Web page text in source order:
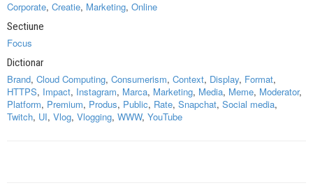
Corporate, Creatie, Marketing, Online
Sectiune
Focus
Dictionar
Brand, Cloud Computing, Consumerism, Context, Display, Format,
HTTPS, Impact, Instagram, Marca, Marketing, Media, Meme, Moderator,
Platform, Premium, Produs, Public, Rate, Snapchat, Social media,
Twitch, UI, Vlog, Vlogging, WWW, YouTube